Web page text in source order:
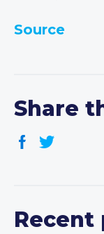
Source
Share
Recent